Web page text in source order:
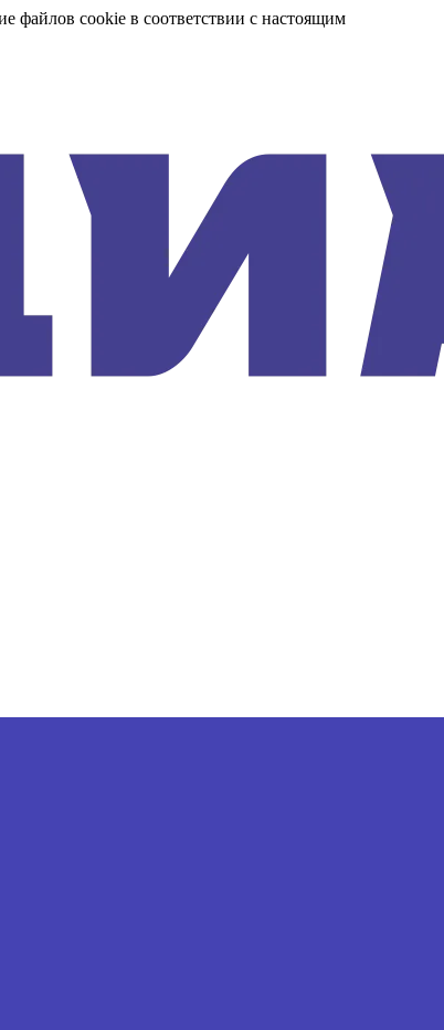
файлов cookie в соответствии с настоящим